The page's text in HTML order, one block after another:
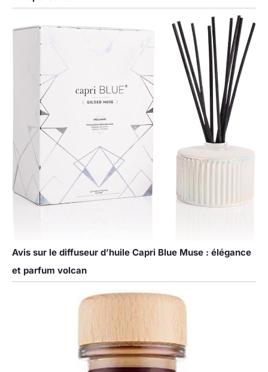
Avis sur le diffuseur d’huile Capri Blue Muse : élégance
et parfum volcan